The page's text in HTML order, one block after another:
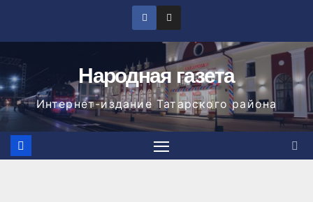
Народная газета
Интернет-издание Татарского района